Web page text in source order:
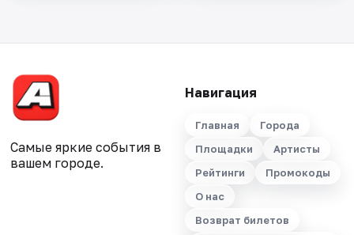
Самые яркие события в
вашем городе.
Навигация
Главная
Города
Площадки
Артисты
Рейтинги
Промокоды
О нас
Возврат билетов